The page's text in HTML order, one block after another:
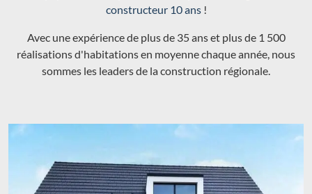
constructeur 10 ans!
Avec une expérience de plus de 35 ans et plus de 1 500
réalisations d'habitations en moyenne chaque année, nous
sommes les leaders de la construction régionale.